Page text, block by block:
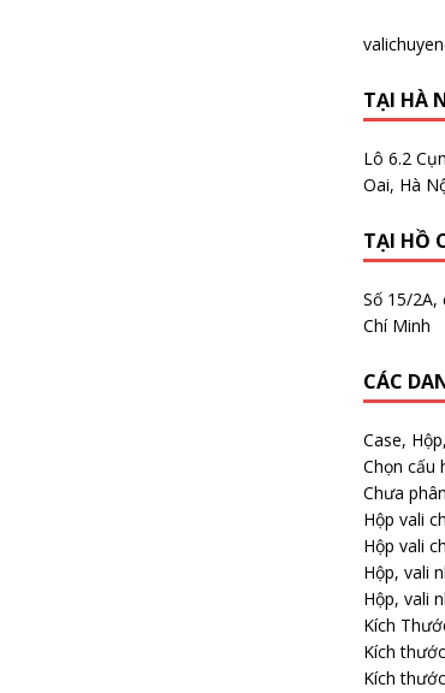
TẠI HÀ
Lô 6.2
Oai, Hà
TẠI HỒ
Số 15/
Chí Minh
CÁC
Case,
Chọn cấu
Chưa
Hộp vali
Hộp vali
Hộp, vali
Hộp, vali
Kích
Kích
Kích